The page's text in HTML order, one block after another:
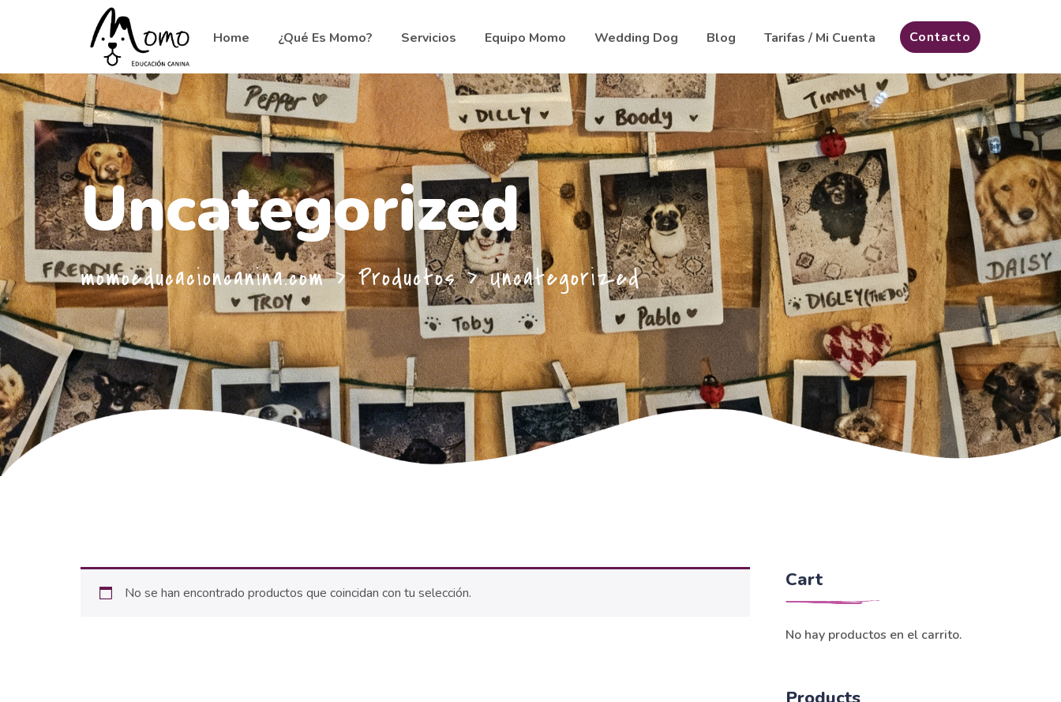
Home ¿Qué Es Momo? Servicios Equipo Momo Wedding Dog Blog Tarifas / Mi Cuenta Contacto
Uncategorized
momoeducacioncanina.com>Productos>Uncategorized
No se han encontrado productos que coincidan con tu selección.
Cart
No hay productos en el carrito.